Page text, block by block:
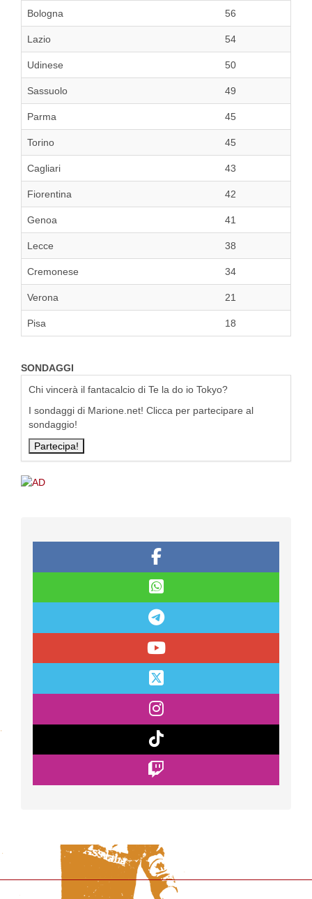
Bologna 56
Lazio 54
Udinese 50
Sassuolo 49
Parma 45
Torino 45
Cagliari 43
Fiorentina 42
Genoa 41
Lecce 38
Cremonese 34
Verona 21
Pisa 18
SONDAGGI
Chi vincerà il fantacalcio di Te la do io Tokyo?
I sondaggi di Marione.net! Clicca per partecipare al
sondaggio!